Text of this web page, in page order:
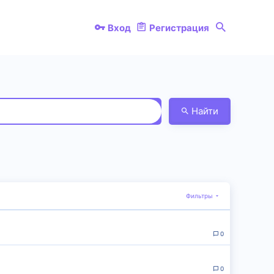
Вход Регистрация
Найти
Фильтры
0
0